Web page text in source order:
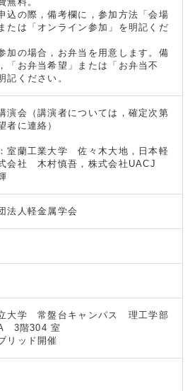
込の際，備考欄に，参加方法「会場
たは「オンライン参加」を明記くだ
加の場合，お弁当を用意します。備
「お弁当希望」または「お弁当不
記ください。
演会（講演者については，確定次第
者に連絡）
室蘭工業大学 佐々木大地，日本軽
会社 木村慎吾，株式会社UACJ
法人軽金属学会
大学 常盤台キャンパス 理工学部
3階304 室
リッド開催